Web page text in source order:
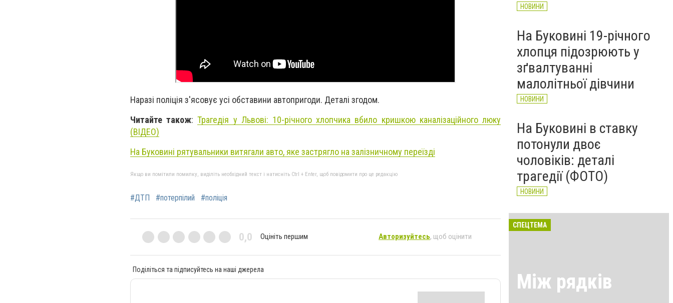
Наразі поліція з'ясовує усі обставини автопригоди. Деталі згодом.
Читайте також:Трагедія у Львові: 10-річного хлопчика вбило кришкою каналізаційного люку
(ВІДЕО)
На Буковині рятувальники витягали авто, яке застрягло на залізничному переїзді
Якщо ви помітили помилку, виділіть необхідний текст і натисніть Ctrl + Enter, щоб повідомити про це редакцію
#ДТП #потерпілий #поліція
0,0 Оцініть першим Авторизуйтесь, щоб оцінити
Поділіться та підписуйтесь на наші джерела
НОВИНИ
На Буковині 19-річного
хлопця підозрюють у
зґвалтуванні
малолітньої дівчини
НОВИНИ
На Буковині в ставку
потонули двоє
чоловіків: деталі
трагедії (ФОТО)
НОВИНИ
СПЕЦТЕМА
Між рядків